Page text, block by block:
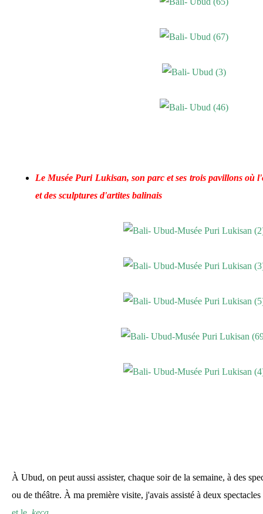
Le Musée Puri Lukisan, son parc et ses trois pavillons où
et des sculptures d'artites balinais
À Ubud, on peut aussi assister, chaque soir de la semaine, à des
ou de théâtre. À ma première visite, j'avais assisté à deux